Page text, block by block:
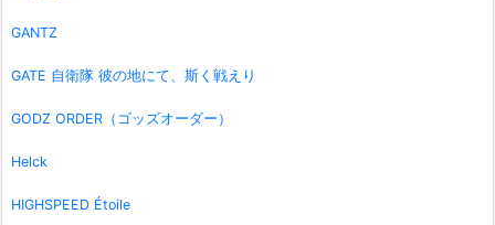
GANTZ
GATE 自衛隊 彼の地にて、斯く戦えり
GODZ ORDER（ゴッズオーダー）
Helck
HIGHSPEED Étoile